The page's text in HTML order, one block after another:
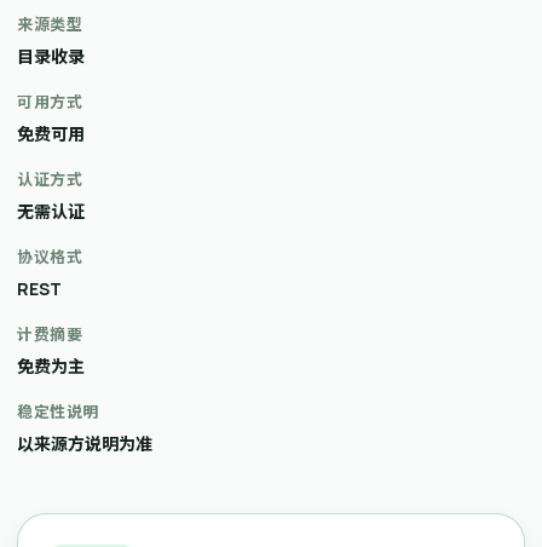
来源类型
目录收录
可用方式
免费可用
认证方式
无需认证
协议格式
REST
计费摘要
免费为主
稳定性说明
以来源方说明为准